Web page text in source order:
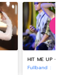
Fullband :